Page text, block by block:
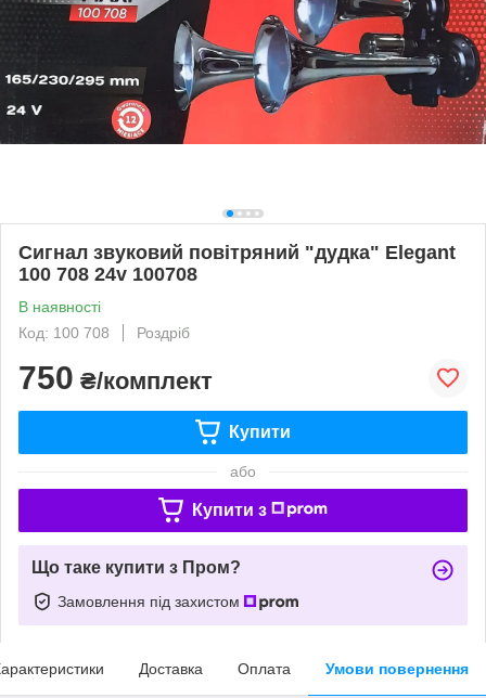
Сигнал звуковий повітряний "дудка" Elegant
100 708 24v 100708
В наявності
Код: 100 708
Роздріб
750 ₴/комплект
Купити
або
Купити з
Що таке купити з Пром?
Замовлення під захистом
Доставка Оплата Умови повернення